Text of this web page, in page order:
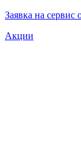
Заявка на сервис
Акции